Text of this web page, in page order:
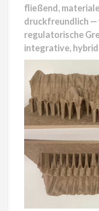
fließend,
druckfreundlich —
regulatorische
integrative,